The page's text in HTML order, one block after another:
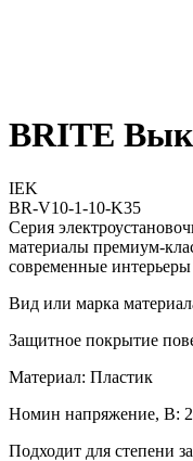
BRITE
IEK
BR-V10-1-10-K35
Серия
материалы премиум-
современные
Вид или марка
Защитное покрытие
Материал: Пластик
Номин напряжение, В:
Подходит для степени